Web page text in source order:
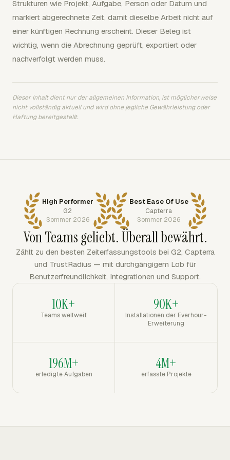
Strukturen wie Projekt, Aufgabe, Person oder Datum und
markiert abgerechnete Zeit, damit dieselbe Arbeit nicht auf
einer künftigen Rechnung erscheint. Dieser Beleg ist
wichtig, wenn die Abrechnung geprüft, exportiert oder
nachverfolgt werden muss.
Dieser Inhalt dient nur der allgemeinen Information, ist möglicherweise
nicht vollständig aktuell und wird ohne jegliche Gewährleistung oder
Haftung bereitgestellt.
High Performer
G2
Sommer 2026
Best Ease Of Use
Capterra
Sommer 2026
Von Teams geliebt. Überall bewährt.
Zählt zu den besten Zeiterfassungstools bei G2, Capterra
und TrustRadius — mit durchgängigem Lob für
Benutzerfreundlichkeit, Integrationen und Support.
10K+
Teams weltweit
90K+
Installationen der Everhour-
Erweiterung
196M+
erledigte Aufgaben
4M+
erfasste Projekte